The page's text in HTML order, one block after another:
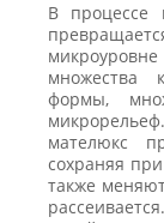
В процессе
множества
формы,
мателюкс
сохраняя
также